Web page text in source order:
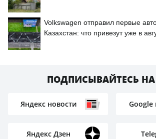
Volkswagen отправил первые
Казахстан: что привезут уже в
ПОДПИСЫВАЙТЕСЬ
Яндекс новости Google
Яндекс Дзен